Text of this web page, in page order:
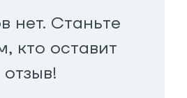
нет. Станьте
кто оставит
отзыв!